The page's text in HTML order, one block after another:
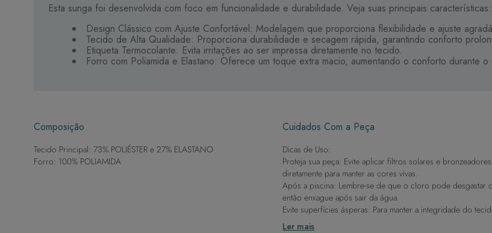
Esta sunga foi desenvolvida com foco em funcionalidade e durabilidade. Veja suas principais características:
Design Clássico com Ajuste Confortável: Modelagem que proporciona flexibilidade e ajuste
Tecido de Alta Qualidade: Proporciona durabilidade e secagem rápida, garantindo conforto
Etiqueta Termocolante: Evita irritações ao ser impressa diretamente no tecido.
Forro com Poliamida e Elastano: Oferece um toque extra macio, aumentando o conforto durante o
Composição
Tecido Principal: 73% POLIÉSTER e 27% ELASTANO
Forro: 100% POLIAMIDA
Cuidados Com a Peça
Dicas de Uso:
Proteja sua peça: Evite aplicar filtros solares e bronzeadores
diretamente para manter as cores vivas.
Após a piscina: Lembre-se de que o cloro pode desgastar
então enxague após sair da água.
Evite superfícies ásperas: Para manter a integridade do
contato com superfícies rugosas.
Ler mais